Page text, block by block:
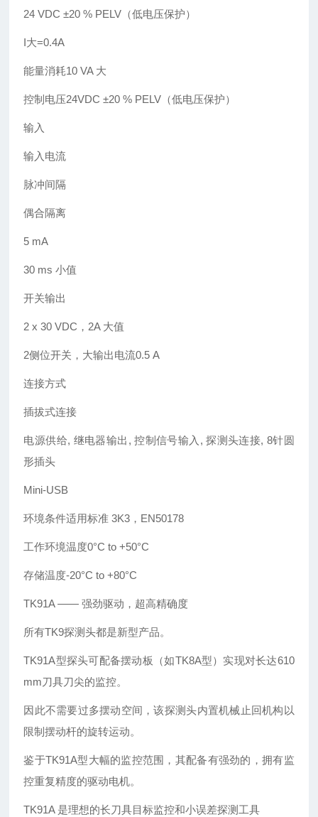
24 VDC ±20 % PELV（低电压保护）
I大=0.4A
能量消耗10 VA 大
控制电压24VDC ±20 % PELV（低电压保护）
输入
输入电流
脉冲间隔
偶合隔离
5 mA
30 ms 小值
开关输出
2 x 30 VDC，2A 大值
2侧位开关，大输出电流0.5 A
连接方式
插拔式连接
电源供给, 继电器输出, 控制信号输入, 探测头连接, 8针圆
形插头
Mini-USB
环境条件适用标准 3K3，EN50178
工作环境温度0°C to +50°C
存储温度-20°C to +80°C
TK91A —— 强劲驱动，超高精确度
所有TK9探测头都是新型产品。
TK91A型探头可配备摆动板（如TK8A型）实现对长达610
mm刀具刀尖的监控。
因此不需要过多摆动空间，该探测头内置机械止回机构以
限制摆动杆的旋转运动。
鉴于TK91A型大幅的监控范围，其配备有强劲的，拥有监
控重复精度的驱动电机。
TK91A 是理想的长刀具目标监控和小误差探测工具